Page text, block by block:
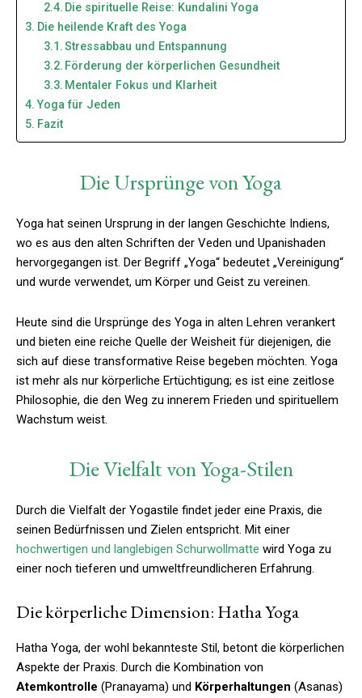
Die spirituelle Reise: Kundalini Yoga
Die heilende Kraft des Yoga
Stressabbau und Entspannung
Förderung der körperlichen Gesundheit
Mentaler Fokus und Klarheit
Yoga für Jeden
Fazit
Die Ursprünge von Yoga
Yoga hat seinen Ursprung in der langen Geschichte Indiens,
wo es aus den alten Schriften der Veden und Upanishaden
hervorgegangen ist. Der Begriff „Yoga“ bedeutet „Vereinigung“
und wurde verwendet, um Körper und Geist zu vereinen.
Heute sind die Ursprünge des Yoga in alten Lehren verankert
und bieten eine reiche Quelle der Weisheit für diejenigen, die
sich auf diese transformative Reise begeben möchten. Yoga
ist mehr als nur körperliche Ertüchtigung; es ist eine zeitlose
Philosophie, die den Weg zu innerem Frieden und spirituellem
Wachstum weist.
Die Vielfalt von Yoga-Stilen
Durch die Vielfalt der Yogastile findet jeder eine Praxis, die
seinen Bedürfnissen und Zielen entspricht. Mit einer
hochwertigen und langlebigen Schurwollmatte wird Yoga zu
einer noch tieferen und umweltfreundlicheren Erfahrung.
Die körperliche Dimension: Hatha Yoga
Hatha Yoga, der wohl bekannteste Stil, betont die körperlichen
Aspekte der Praxis. Durch die Kombination von
Atemkontrolle (Pranayama) und Körperhaltungen (Asanas)